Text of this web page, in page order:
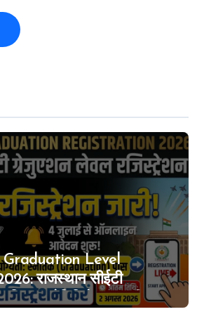
Graduation Level
राजस्थान सीईटी
नोटिफिकेशन जारी, 4